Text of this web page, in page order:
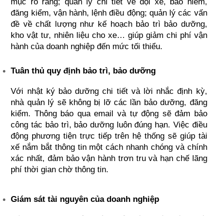
đăng kiểm, vận hành, lệnh điều động; quản lý các vấn
đề về chất lượng như kế hoạch bảo trì bảo dưỡng,
kho vật tư, nhiên liệu cho xe… giúp giảm chi phí vận
hành của doanh nghiệp đến mức tối thiểu.
Tuân thủ quy định bảo trì, bảo dưỡng
Với nhật ký bảo dưỡng chi tiết và lời nhắc định kỳ,
nhà quản lý sẽ không bị lỡ các lần bảo dưỡng, đăng
kiểm. Thông báo qua email và tự động sẽ đảm bảo
công tác bảo trì, bảo dưỡng luôn đúng hạn. Việc điều
động phương tiện trực tiếp trên hệ thống sẽ giúp tài
xế nắm bắt thông tin một cách nhanh chóng và chính
xác nhất, đảm bảo vận hành trơn tru và hạn chế lãng
phí thời gian chờ thông tin.
Giám sát tài nguyên của doanh nghiệp